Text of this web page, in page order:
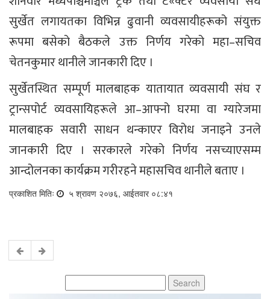
सुर्खेत लगायतका विभिन्न ढुवानी व्यवसायीहरूको संयुक्त
रूपमा बसेको बैठकले उक्त निर्णय गरेको महा–सचिव
चेतनकुमार थानीले जानकारी दिए ।
सुर्खेतस्थित सम्पूर्ण मालबाहक यातायात व्यवसायी संघ र
ट्रान्सपोर्ट व्यवसायिहरूले आ–आफ्नो घरमा वा ग्यारेजमा
मालबाहक सवारी साधन थन्काएर विरोध जनाइने उनले
जानकारी दिए । सरकारले गरेको निर्णय नसच्याएसम्म
आन्दोलनका कार्यक्रम गरीरहने महासचिव थानीले बताए ।
प्रकाशित मितिः ५ श्रावण २०७६, आईतवार ०८:४१
for: